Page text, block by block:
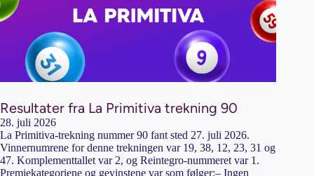
Resultater fra La Primitiva trekning 90
28. juli 2026
La Primitiva-trekning nummer 90 fant sted 27. juli 2026.
Vinnernumrene for denne trekningen var 19, 38, 12, 23, 31 og
47. Komplementtallet var 2, og Reintegro-nummeret var 1.
Premiekategoriene og gevinstene var som følger:– Ingen